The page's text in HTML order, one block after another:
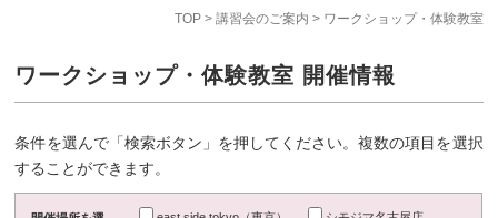
TOP> 講習会のご案内 > ワークショップ・体験教室
ワークショップ・体験教室 開催情報
条件を選んで「検索ボタン」を押してください。複数の項目を選択
することができます。